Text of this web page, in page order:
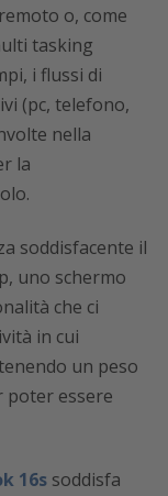
o, come
tasking
i flussi di
(pc, telefono,
nella
la
soddisfacente il
uno schermo
che ci
in cui
un peso
poter essere
16s soddisfa